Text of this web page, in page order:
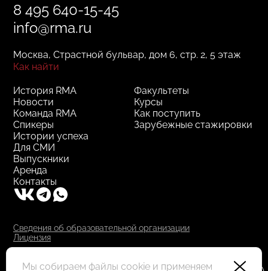
8 495 640-15-45
info@rma.ru
Москва, Страстной бульвар, дом 6, стр. 2, 5 этаж
Как найти
Факультеты
Курсы
Как поступить
Зарубежные стажировки
История RMA
Новости
Команда RMA
Спикеры
Истории успеха
Для СМИ
Выпускники
Аренда
Контакты
Сведения об образовательной организации
Лицензия
Все права защищены
Мы собираем файлы cookie и применяем